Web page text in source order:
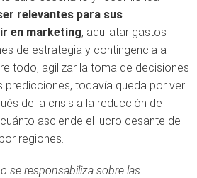
relevantes para sus
en marketing, aquilatar gastos
de estrategia y contingencia a
todo, agilizar la toma de decisiones
predicciones, todavía queda por ver
de la crisis a la reducción de
asciende el lucro cesante de
regiones.
se responsabiliza sobre las